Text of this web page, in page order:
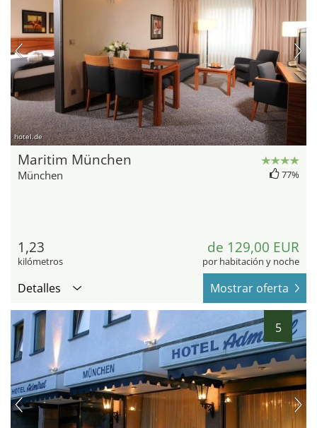
hotel.de
Maritim München
München 77%
1,23
kilómetros
de 129,00 EUR
por habitación y noche
Detalles Mostrar oferta
5